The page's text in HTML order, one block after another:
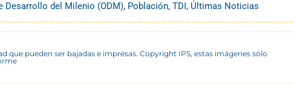
Desarrollo del Milenio (ODM), Población, TDI, Últimas Noticias
que pueden ser bajadas e impresas. Copyright IPS, estas imágenes sólo